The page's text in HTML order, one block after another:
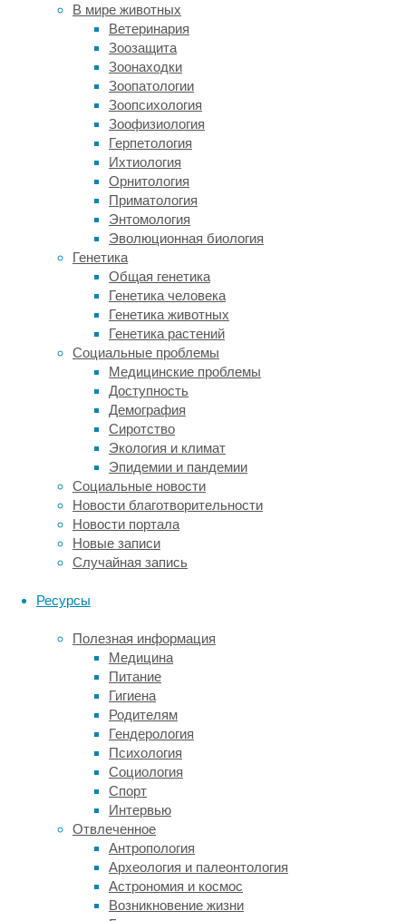
В мире животных
Ветеринария
Зоозащита
Зоонаходки
Зоопатологии
Зоопсихология
Зоофизиология
Герпетология
Ихтиология
Орнитология
Приматология
Энтомология
Эволюционная биология
Генетика
Общая генетика
Генетика человека
Генетика животных
Генетика растений
Социальные проблемы
Медицинские проблемы
Доступность
Демография
Сиротство
Экология и климат
Эпидемии и пандемии
Социальные новости
Новости благотворительности
Новости портала
Новые записи
Случайная запись
Ресурсы
Полезная информация
Медицина
Питание
Гигиена
Родителям
Гендерология
Психология
Социология
Спорт
Интервью
Отвлеченное
Антропология
Археология и палеонтология
Астрономия и космос
Возникновение жизни
https://fleboestetic.ru/
предлагает
проведение
CLaCS-
терапии
использованием
новейших
методик
оборудования.
Опытные
специалисты
помогут
вернуть
коже
гладкость,
а
ногам
легкость
привлекательность
без
боли
и
долгого
восстановления.
Что
такое
CLaCS-
терапия?
CLaCS
(Cryo-
Laser
Cryo-
Sclerotherapy)
уникальная